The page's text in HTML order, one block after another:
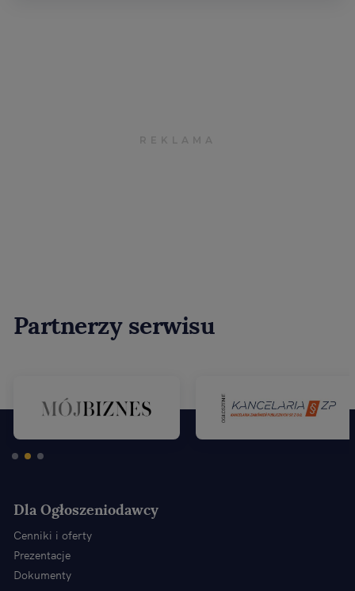
Partnerzy serwisu
Dla Ogłoszeniodawcy
Cenniki i oferty
Prezentacje
Dokumenty